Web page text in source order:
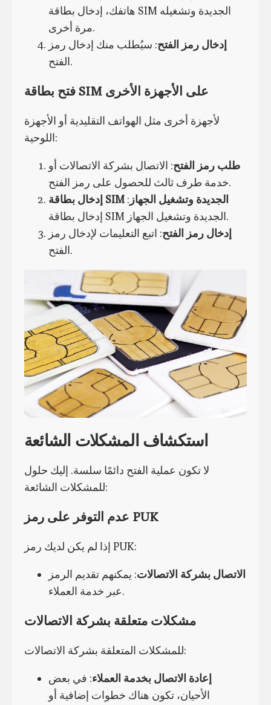
هاتفك، إدخال بطاقة SIM الجديدة وتشغيله
مرة أخرى.
إدخال رمز الفتح: سيُطلب منك إدخال رمز
الفتح.
فتح بطاقة SIM على الأجهزة الأخرى
لأجهزة أخرى مثل الهواتف التقليدية أو الأجهزة
اللوحية:
طلب رمز الفتح: الاتصال بشركة الاتصالات أو
خدمة طرف ثالث للحصول على رمز الفتح.
إدخال بطاقة SIM الجديدة وتشغيل الجهاز :
إدخال بطاقة SIM الجديدة وتشغيل الجهاز.
إدخال رمز الفتح: اتبع التعليمات لإدخال رمز
الفتح.
استكشاف المشكلات الشائعة
لا تكون عملية الفتح دائمًا سلسة. إليك حلول
للمشكلات الشائعة:
عدم التوفر على رمز PUK
إذا لم يكن لديك رمز PUK:
الاتصال بشركة الاتصالات: يمكنهم تقديم الرمز
عبر خدمة العملاء.
مشكلات متعلقة بشركة الاتصالات
للمشكلات المتعلقة بشركة الاتصالات:
إعادة الاتصال بخدمة العملاء: في بعض
الأحيان، تكون هناك خطوات إضافية أو